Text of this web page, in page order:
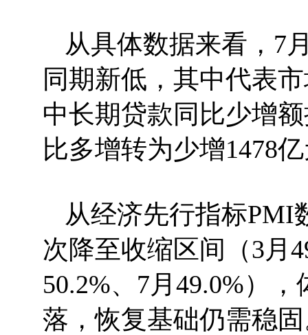
从具体数据来看，7
同期新低，其中代表
中长期贷款同比少增
比多增转为少增1478
从经济先行指标PMI
次降至收缩区间（3月
50.2%、7月49.0%）
落，恢复基础仍需稳